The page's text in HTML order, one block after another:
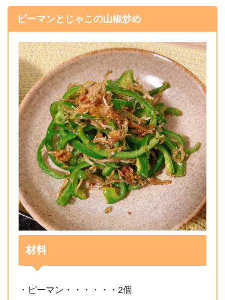
ピーマンとじゃこの山椒炒め
材料
・ピーマン・・・・・・2個